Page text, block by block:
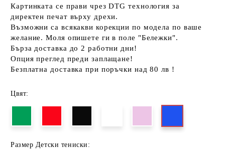
Картинката се прави чрез DTG технология за
директен печат върху дрехи.
Възможни са всякакви корекции по модела по ваше
желание. Моля опишете ги в поле "Бележки".
Бърза доставка до 2 работни дни!
Опция преглед преди заплащане!
Безплатна доставка при поръчки над 80 лв !
Цвят:
Размер Детски тениски: